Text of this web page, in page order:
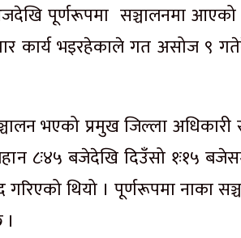
पूर्णरूपमा सञ्चालनमा
कार्य भइरहेकाले गत असोज ९
भएको प्रमुख जिल्ला
८ः४५ बजेदेखि दिउँसो १ः१५
थियो । पूर्णरूपमा नाका